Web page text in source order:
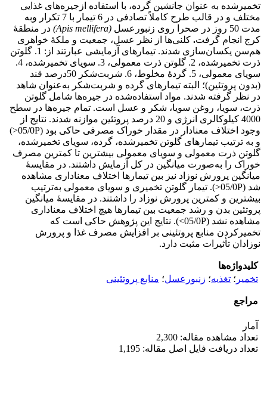
تخمیرشده به عنوان جانشین گرده، با استفاده ازجیره‌های غذایی
مختلف و در قالب طرح کاملاً تصادفی در 6 تیمار با 7 تکرار وبه
مدت 50 روز در صحرا روی زنبورعسل
(
Apis mellifera
) در منطقۀ
کرج انجام گرفت. کلنی‌ها از نظر عسل، جمعیت و ملکۀ خواهری
هم‌سن یکسان‌سازی شدند. تیمارهای آزمایشی عبارتند از: 1. گلوتن
ذرت تخمیرشده، 2. گلوتن ذرت معمولی، 3. سویای تخمیرشده، 4.
سویای معمولی، 5. گردۀ مخلوط، 6. شربت‌شکر 50درصد قند
(بدون پروتئین)؛ البته تیمارهای گرده و شربت‌شکر به‌عنوان شاهد
در نظر گرفته شدند. مواد استفاده‌شده در جیره‌ها شامل گلوتن
ذرت، سویا، روغن سویا، شکر و عسل است. تمام جیره‌ها در سطح
4000 کیلوکالری انرژی و 20 درصد پروتئین موازنه شدند. نتایج از
وجود اختلاف معنادار در مقدار خوراک مصرفی حاکی بود (05/0P<)
و به ترتیب تیمارهای گلوتن تخمیرشده، گرده، سویای تخمیرشده،
گلوتن ذرت معمولی و سویای معمولی بیشترین تا کمترین مصرف
خوراک را به‌صورت میانگین در کل آزمایش داشتند. در مقایسۀ
میانگین پرورش نوزاد نیز بین تیمارها اختلاف معناداری مشاهده
شد (05/0P<). تیمار گلوتن تخمیری و سویای معمولی به‌ترتیب
بیشترین و کمترین پرورش نوزاد را داشتند. در مقایسۀ میانگین
پروتئین بدن و رشد جمعیت بین تیمارها هیچ اختلاف معناداری
مشاهده نشد (05/0P>). نتایج این پژوهش حاکی است که
تخمیرکردن منابع پروتئینی بر افزایش مصرف غذا و پرورش
نوزادان تأثیرات مثبت دارد.
کلیدواژه‌ها
تخمیر ؛ تغذیه؛ زنبورعسل؛ منابع پروتئینی
مراجع
آمار
تعداد مشاهده مقاله: 2,300
تعداد دریافت فایل اصل مقاله: 1,195